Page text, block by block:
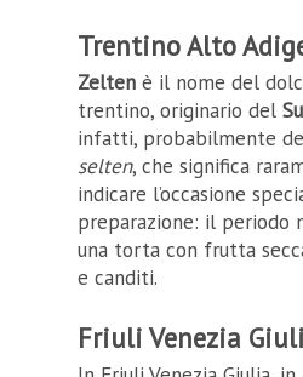
Trentino Alto
Zelten è il nome del
trentino, originario del
infatti, probabilmente
selten, che significa
indicare l’occasione
preparazione: il periodo
una torta con frutta
e canditi.
Friuli Venezia